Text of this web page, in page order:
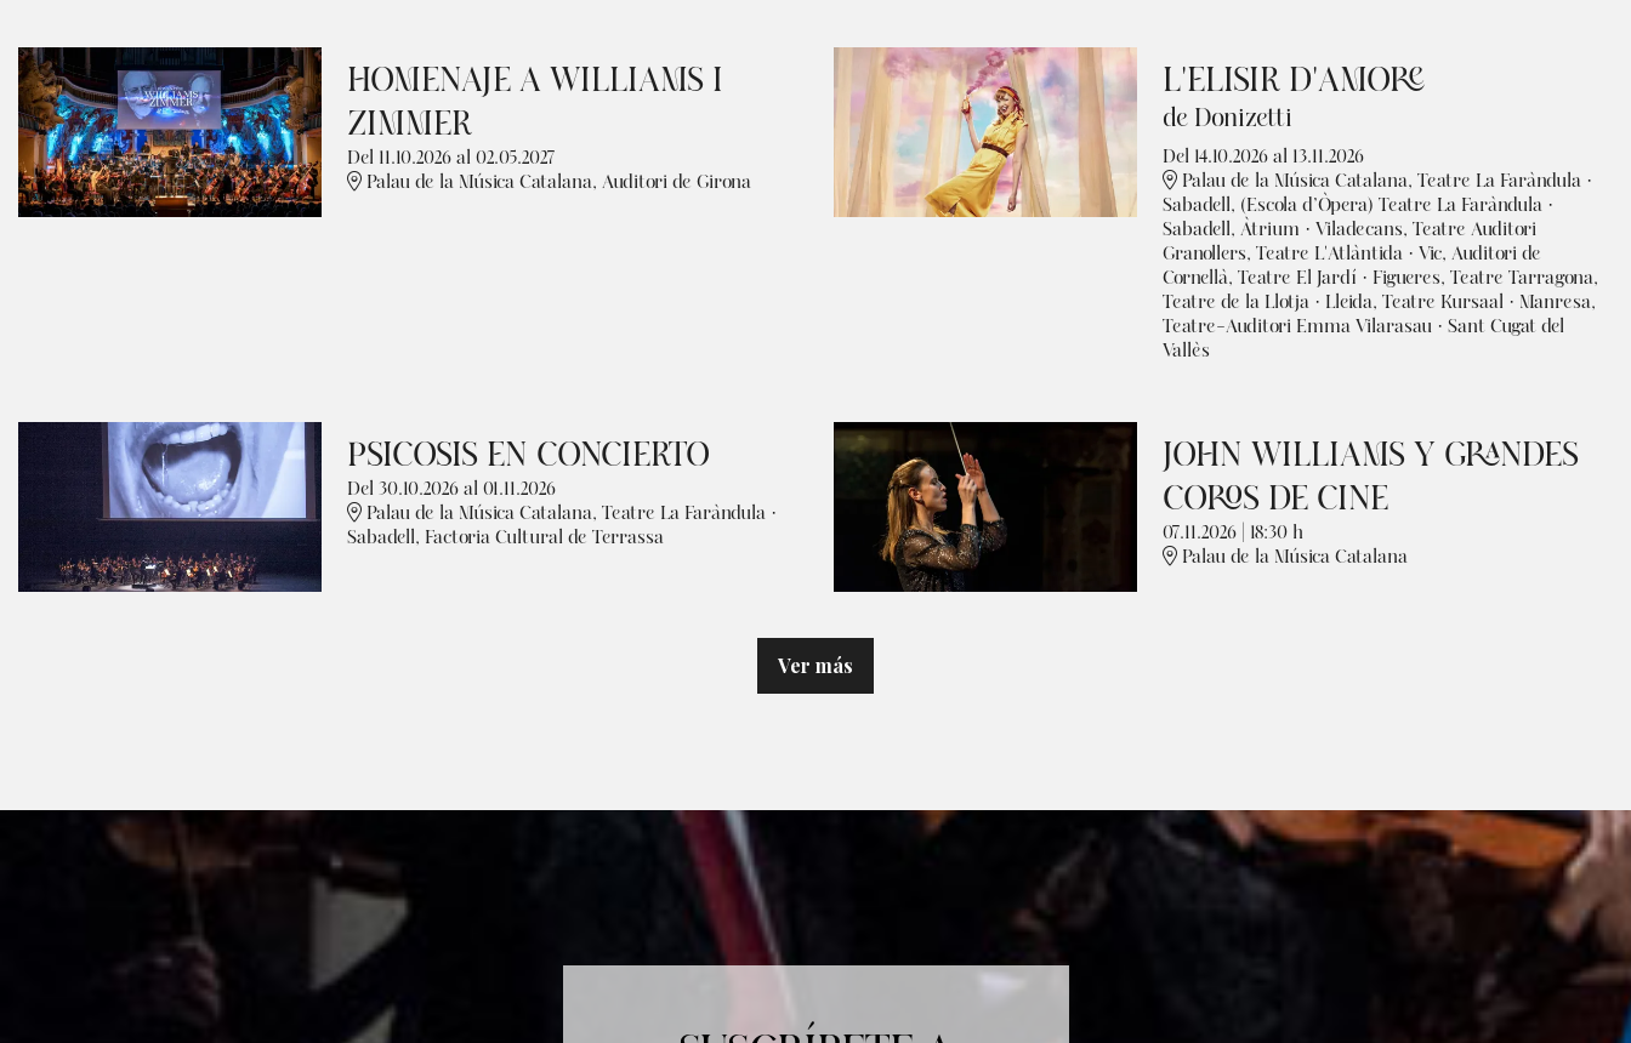
HOMENAJE A WILLIAMS I
ZIMMER
Del 11.10.2026al 02.05.2027
Palau de la Música Catalana, Auditori de Girona
L'ELISIR D'AMORE
de Donizetti
Del 14.10.2026al 13.11.2026
Palau de la Música Catalana, Teatre La Faràndula ·
Sabadell, (Escola d’Òpera) Teatre La Faràndula ·
Sabadell, Àtrium · Viladecans, Teatre Auditori
Granollers, Teatre L'Atlàntida · Vic, Auditori de
Cornellà, Teatre El Jardí · Figueres, Teatre Tarragona,
Teatre de la Llotja · Lleida, Teatre Kursaal · Manresa,
Teatre-Auditori Emma Vilarasau · Sant Cugat del
Vallès
PSICOSIS EN CONCIERTO
Del 30.10.2026al 01.11.2026
Palau de la Música Catalana, Teatre La Faràndula ·
Sabadell, Factoria Cultural de Terrassa
JOHN WILLIAMS Y GRANDES
COROS DE CINE
07.11.2026| 18:30 h
Palau de la Música Catalana
Ver más